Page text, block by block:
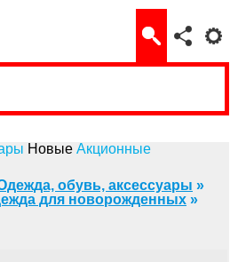
Новые Акционные
обувь, аксессуары »
для новорожденных »